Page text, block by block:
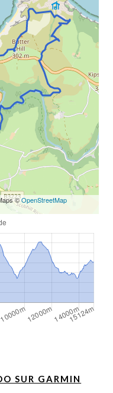
©OpenStreetMap
SUR GARMIN